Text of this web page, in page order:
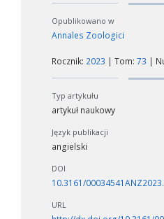
Opublikowano w
Annales Zoologici
Rocznik: 2023 | Tom: 73 |
Typ artykułu
artykuł naukowy
Język publikacji
angielski
DOI
10.3161/
URL